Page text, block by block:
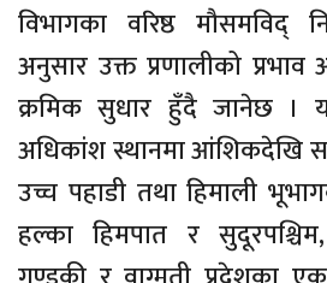
विभागका वरिष्ठ मौसमविद्
अनुसार उक्त प्रणालीको प्रभाव
क्रमिक सुधार हुँदै जानेछ ।
अधिकांश स्थानमा आंशिकदेखि
उच्च पहाडी तथा हिमाली
हल्का हिमपात र